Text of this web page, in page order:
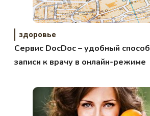
здоровье
Сервис DocDoc – удобный способ
записи к врачу в онлайн-режиме